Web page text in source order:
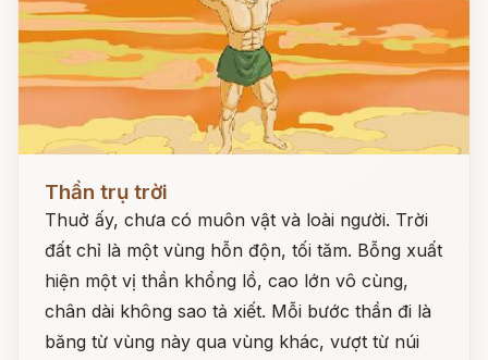
Đọc ngay
Thần trụ trời
Thuở ấy, chưa có muôn vật và loài người. Trời
đất chỉ là một vùng hỗn độn, tối tăm. Bỗng xuất
hiện một vị thần khổng lồ, cao lớn vô cùng,
chân dài không sao tả xiết. Mỗi bước thần đi là
băng từ vùng này qua vùng khác, vượt từ núi